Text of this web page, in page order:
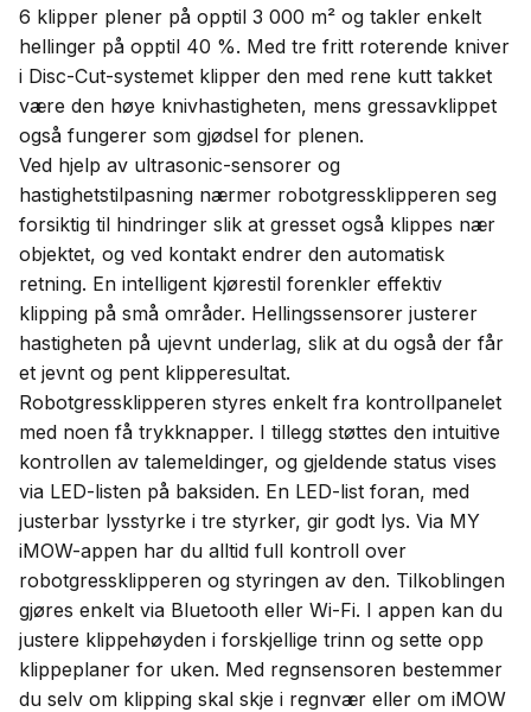
6 klipper plener på opptil 3 000 m² og takler enkelt
hellinger på opptil 40 %. Med tre fritt roterende kniver
i Disc-Cut-systemet klipper den med rene kutt takket
være den høye knivhastigheten, mens gressavklippet
også fungerer som gjødsel for plenen.
Ved hjelp av ultrasonic-sensorer og
hastighetstilpasning nærmer robotgressklipperen seg
forsiktig til hindringer slik at gresset også klippes nær
objektet, og ved kontakt endrer den automatisk
retning. En intelligent kjørestil forenkler effektiv
klipping på små områder. Hellingssensorer justerer
hastigheten på ujevnt underlag, slik at du også der får
et jevnt og pent klipperesultat.
Robotgressklipperen styres enkelt fra kontrollpanelet
med noen få trykknapper. I tillegg støttes den intuitive
kontrollen av talemeldinger, og gjeldende status vises
via LED-listen på baksiden. En LED-list foran, med
justerbar lysstyrke i tre styrker, gir godt lys. Via MY
iMOW-appen har du alltid full kontroll over
robotgressklipperen og styringen av den. Tilkoblingen
gjøres enkelt via Bluetooth eller Wi-Fi. I appen kan du
justere klippehøyden i forskjellige trinn og sette opp
klippeplaner for uken. Med regnsensoren bestemmer
du selv om klipping skal skje i regnvær eller om iMOW